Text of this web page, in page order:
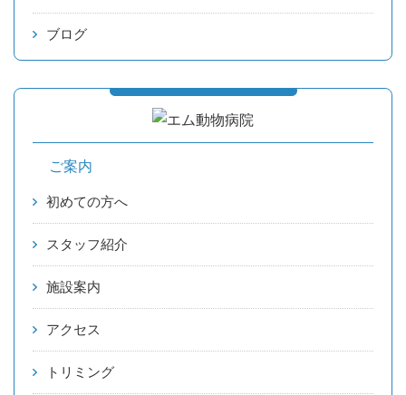
ブログ
ご案内
初めての方へ
スタッフ紹介
施設案内
アクセス
トリミング